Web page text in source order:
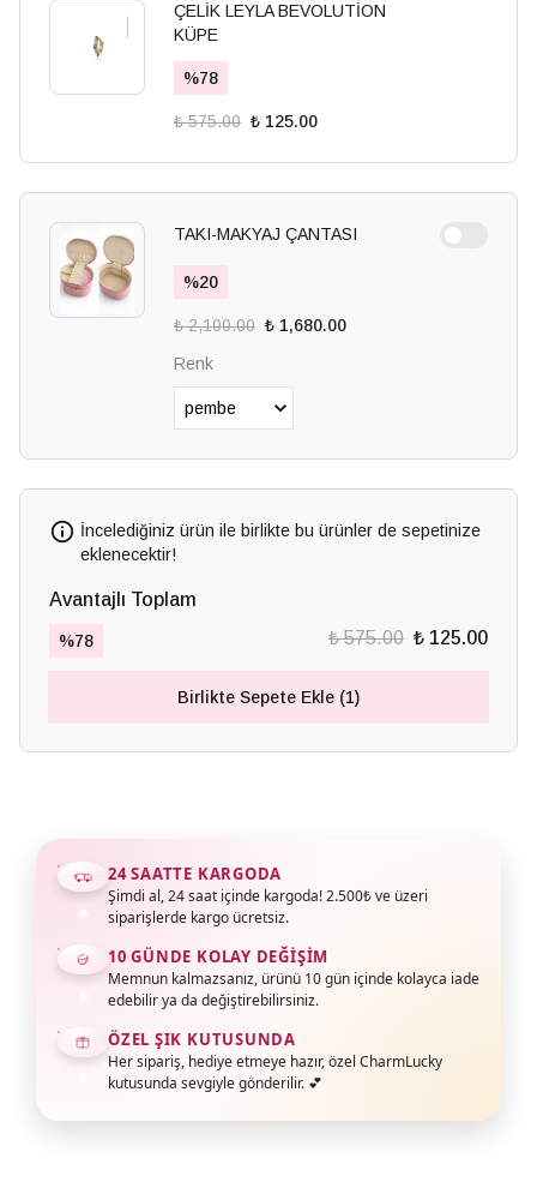
ÇELİK LEYLA BEVOLUTİON
KÜPE
%78
₺ 575.00 ₺ 125.00
TAKI-MAKYAJ ÇANTASI
%20
₺ 2,100.00 ₺ 1,680.00
Renk
İncelediğiniz ürün ile birlikte bu ürünler de sepetinize
eklenecektir!
Avantajlı Toplam
%78 ₺ 575.00 ₺ 125.00
Birlikte Sepete Ekle (1)
24 SAATTE KARGODA
Şimdi al, 24 saat içinde kargoda! 2.500₺ ve üzeri
siparişlerde kargo ücretsiz.
10 GÜNDE KOLAY DEĞIŞIM
Memnun kalmazsanız, ürünü 10 gün içinde kolayca iade
edebilir ya da değiştirebilirsiniz.
ÖZEL ŞIK KUTUSUNDA
Her sipariş, hediye etmeye hazır, özel CharmLucky
kutusunda sevgiyle gönderilir. 💕